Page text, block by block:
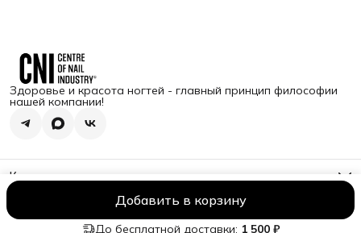
Добавить в корзину
До бесплатной доставки: 1 500 ₽
Здоровье и красота ногтей - главный принцип философии
нашей компании!
Контакты
350080, Краснодарский край, г Краснодар, ул Им. Демуса
М.Н., д. 36/1, помещ. 2
ОплатаДоставкаПравила возвратаРеквизитыОферта